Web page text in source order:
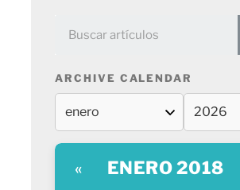
ARCHIVE CALENDAR
« ENERO 2018